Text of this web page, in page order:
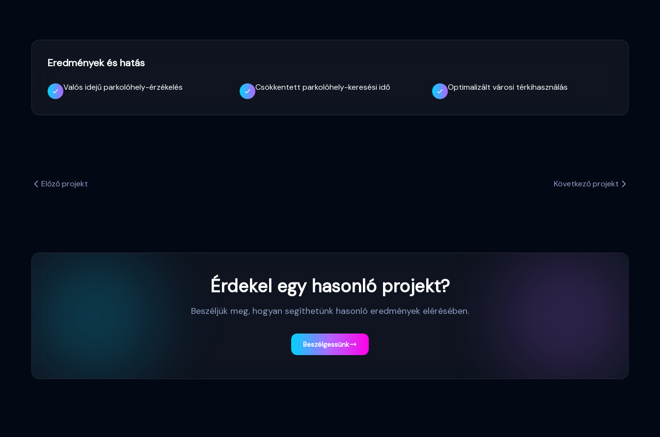
Eredmények és hatás
Valós idejű parkolóhely-érzékelés Csökkentett parkolóhely-keresési idő Optimalizált városi térkihasználás
Előző projekt Következő projekt
Érdekel egy hasonló projekt?
Beszéljük meg, hogyan segíthetünk hasonló eredmények elérésében.
Beszélgessünk